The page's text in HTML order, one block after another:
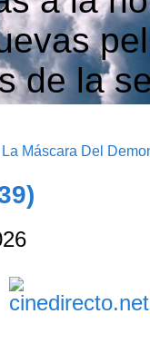
de la
La Máscara Del